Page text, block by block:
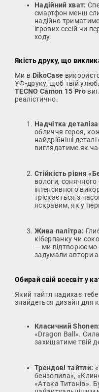
Надійний хват:
смартфон менш
надійно
ігрових сесій чи
ходу.
Якість друку, що
Ми в DikoCase
УФ-друку, щоб твій
TECNO Camon 15 Pro
реалістично.
Надчітка
обличчя героя,
найдрібніші
виглядатиме як
Стійкість рівня
вологи,
інтенсивного
тріскається з
яскравим, як у
Жива палітра:
кіберпанку чи
— ми відтворюємо
задумали автори
Обирай свій всесвіт у
Який тайтл надихає
знайдеться дизайн для
Класичний Shonen:
«Dragon Ball». Сила
захищатиме твій
Трендові тайтли:
бензопила»,
«Атака Титанів».